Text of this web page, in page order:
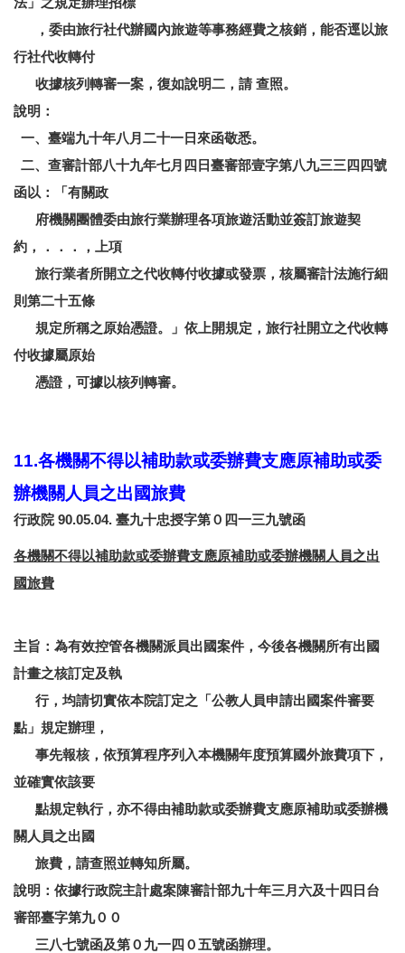
，委由旅行社代辦國內旅遊等事務經費之核銷，能否逕以旅
行社代收轉付
收據核列轉審一案，復如說明二，請 查照。
說明：
一、臺端九十年八月二十一日來函敬悉。
二、查審計部八十九年七月四日臺審部壹字第八九三三四四號
函以：「有關政
府機關團體委由旅行業辦理各項旅遊活動並簽訂旅遊契
約，．．．，上項
旅行業者所開立之代收轉付收據或發票，核屬審計法施行細
則第二十五條
規定所稱之原始憑證。」依上開規定，旅行社開立之代收轉
付收據屬原始
憑證，可據以核列轉審。
11.各機關不得以補助款或委辦費支應原補助或委
辦機關人員之出國旅費
行政院 90.05.04. 臺九十忠授字第０四一三九號函
各機關不得以補助款或委辦費支應原補助或委辦機關人員之出
國旅費
主旨：為有效控管各機關派員出國案件，今後各機關所有出國
計畫之核訂定及執
行，均請切實依本院訂定之「公教人員申請出國案件審要
點」規定辦理，
事先報核，依預算程序列入本機關年度預算國外旅費項下，
並確實依該要
點規定執行，亦不得由補助款或委辦費支應原補助或委辦機
關人員之出國
旅費，請查照並轉知所屬。
說明：依據行政院主計處案陳審計部九十年三月六及十四日台
審部臺字第九００
三八七號函及第０九一四０五號函辦理。